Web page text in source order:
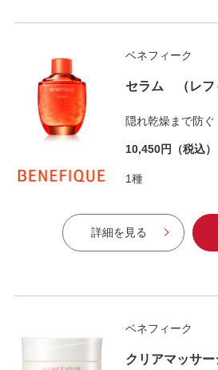
ベネフィーク
セラム （レフ
隠れ乾燥まで防
10,450円 （税込）
1種
詳細を見る
ベネフィーク
クリアマッサー